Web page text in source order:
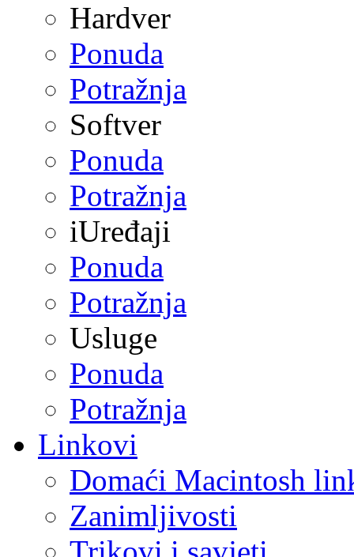
Hardver
Ponuda
Potražnja
Softver
Ponuda
Potražnja
iUređaji
Ponuda
Potražnja
Usluge
Ponuda
Potražnja
Linkovi
Domaći Macintosh
Zanimljivosti